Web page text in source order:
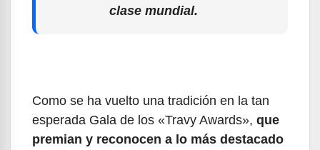
clase mundial.
Como se ha vuelto una tradición en la tan
esperada Gala de los «Travy Awards», que
premian y reconocen a lo más destacado